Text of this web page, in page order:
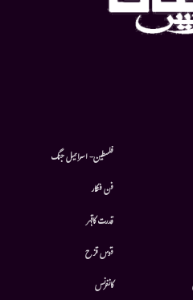
فلسطین- اسرائیل جنگ
فن فنکار
قدرت کاقہر
قوس قزح
کانفرنس